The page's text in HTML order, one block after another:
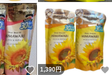
いいね！
1,390円